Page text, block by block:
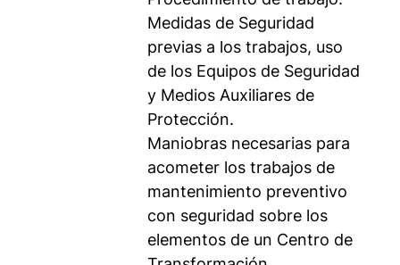
Medidas de Seguridad
previas a los trabajos, uso
de los Equipos de Seguridad
y Medios Auxiliares de
Protección.
Maniobras necesarias para
acometer los trabajos de
mantenimiento preventivo
con seguridad sobre los
elementos de un Centro de